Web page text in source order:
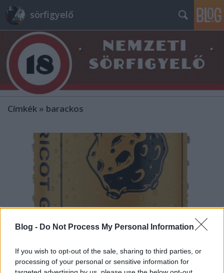
Blog - Do Not Process My Personal Information
If you wish to opt-out of the sale, sharing to third parties, or
processing of your personal or sensitive information for
sörfigyelő
Címkék » barackos